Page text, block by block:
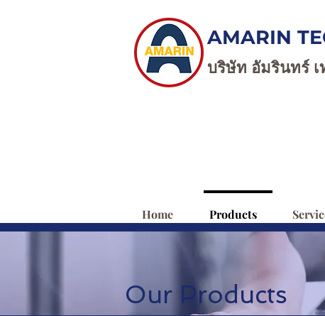
AMARIN
บริษัท อัมรินทร์
Home Products
Our Products